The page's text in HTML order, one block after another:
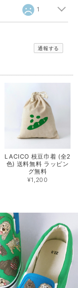
1
通報する
LACICO 枝豆巾着 (全2
色) 送料無料 ラッピン
グ無料
¥1,200